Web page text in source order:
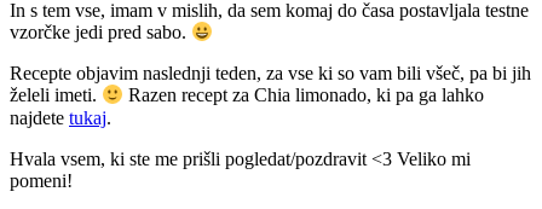
In s tem vse, imam v mislih, da sem komaj do časa postavljala testne
vzorčke jedi pred sabo.
Recepte objavim naslednji teden, za vse ki so vam bili všeč, pa bi jih
želeli imeti.
Razen recept za Chia limonado, ki pa ga lahko
najdete tukaj.
Hvala vsem, ki ste me prišli pogledat/pozdravit <3 Veliko mi
pomeni!